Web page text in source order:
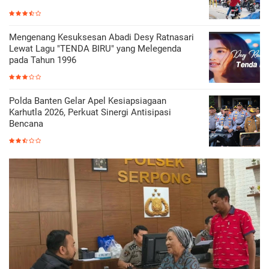
Mengenang Kesuksesan Abadi Desy Ratnasari
Lewat Lagu "TENDA BIRU" yang Melegenda
pada Tahun 1996
Polda Banten Gelar Apel Kesiapsiagaan
Karhutla 2026, Perkuat Sinergi Antisipasi
Bencana